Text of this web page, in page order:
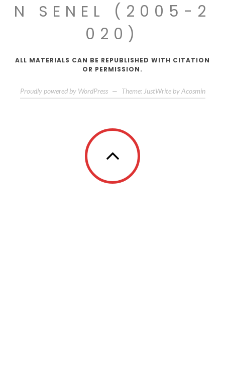
N SENEL (2005-2
020)
ALL MATERIALS CAN BE REPUBLISHED WITH CITATION
OR PERMISSION.
Proudly powered by WordPress — Theme: JustWrite by Acosmin